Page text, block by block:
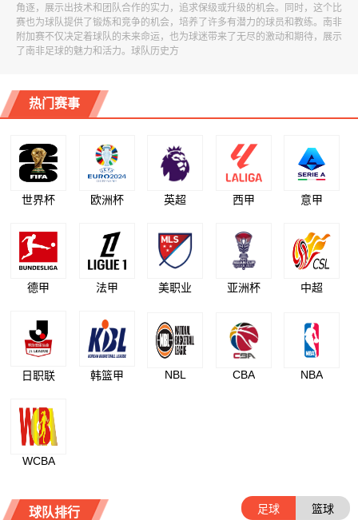
角逐，展示出技术和团队合作的实力，追求保级或升级的机会。同时，这个比
赛也为球队提供了锻炼和竞争的机会，培养了许多有潜力的球员和教练。南非
附加赛不仅决定着球队的未来命运，也为球迷带来了无尽的激动和期待，展示
了南非足球的魅力和活力。球队历史方
热门赛事
世界杯 欧洲杯 英超 西甲 意甲
德甲 法甲 美职业 亚洲杯 中超
日职联 韩篮甲 NBL CBA NBA
WCBA
球队排行 足球 篮球